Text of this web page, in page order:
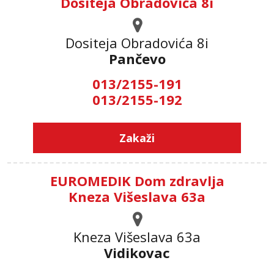
Dositeja Obradovića 8i
Pančevo
013/2155-191
013/2155-192
Zakaži
EUROMEDIK Dom zdravlja
Kneza Višeslava 63a
Kneza Višeslava 63a
Vidikovac